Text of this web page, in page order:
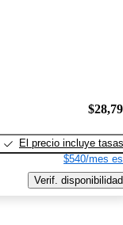
El precio incluye tasas
$540/mes
Verif. disponibilidad